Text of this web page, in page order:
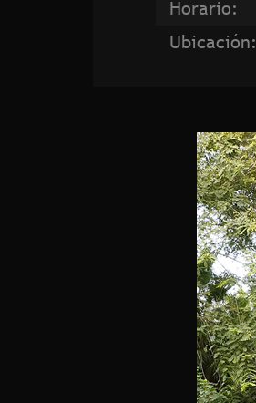
Horario:
Ubicación: